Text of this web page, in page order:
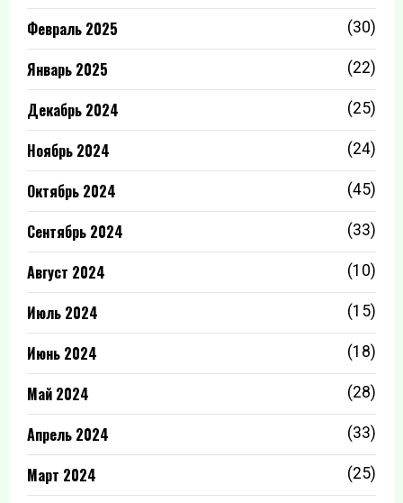
Февраль 2025 (30)
Январь 2025 (22)
Декабрь 2024 (25)
Ноябрь 2024 (24)
Октябрь 2024 (45)
Сентябрь 2024 (33)
Август 2024 (10)
Июль 2024 (15)
Июнь 2024 (18)
Май 2024 (28)
Апрель 2024 (33)
Март 2024 (25)